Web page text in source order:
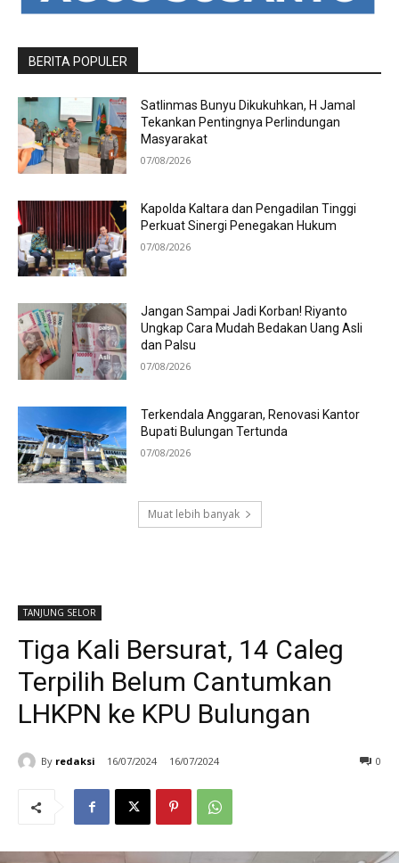
BERITA POPULER
Satlinmas Bunyu Dikukuhkan, H Jamal
Tekankan Pentingnya Perlindungan
Masyarakat
07/08/2026
Kapolda Kaltara dan Pengadilan Tinggi
Perkuat Sinergi Penegakan Hukum
07/08/2026
Jangan Sampai Jadi Korban! Riyanto
Ungkap Cara Mudah Bedakan Uang Asli
dan Palsu
07/08/2026
Terkendala Anggaran, Renovasi Kantor
Bupati Bulungan Tertunda
07/08/2026
Muat lebih banyak